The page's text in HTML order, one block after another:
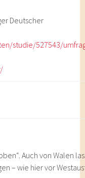
Deutscher
studie/527543/
Auch von Walen
– wie hier vor